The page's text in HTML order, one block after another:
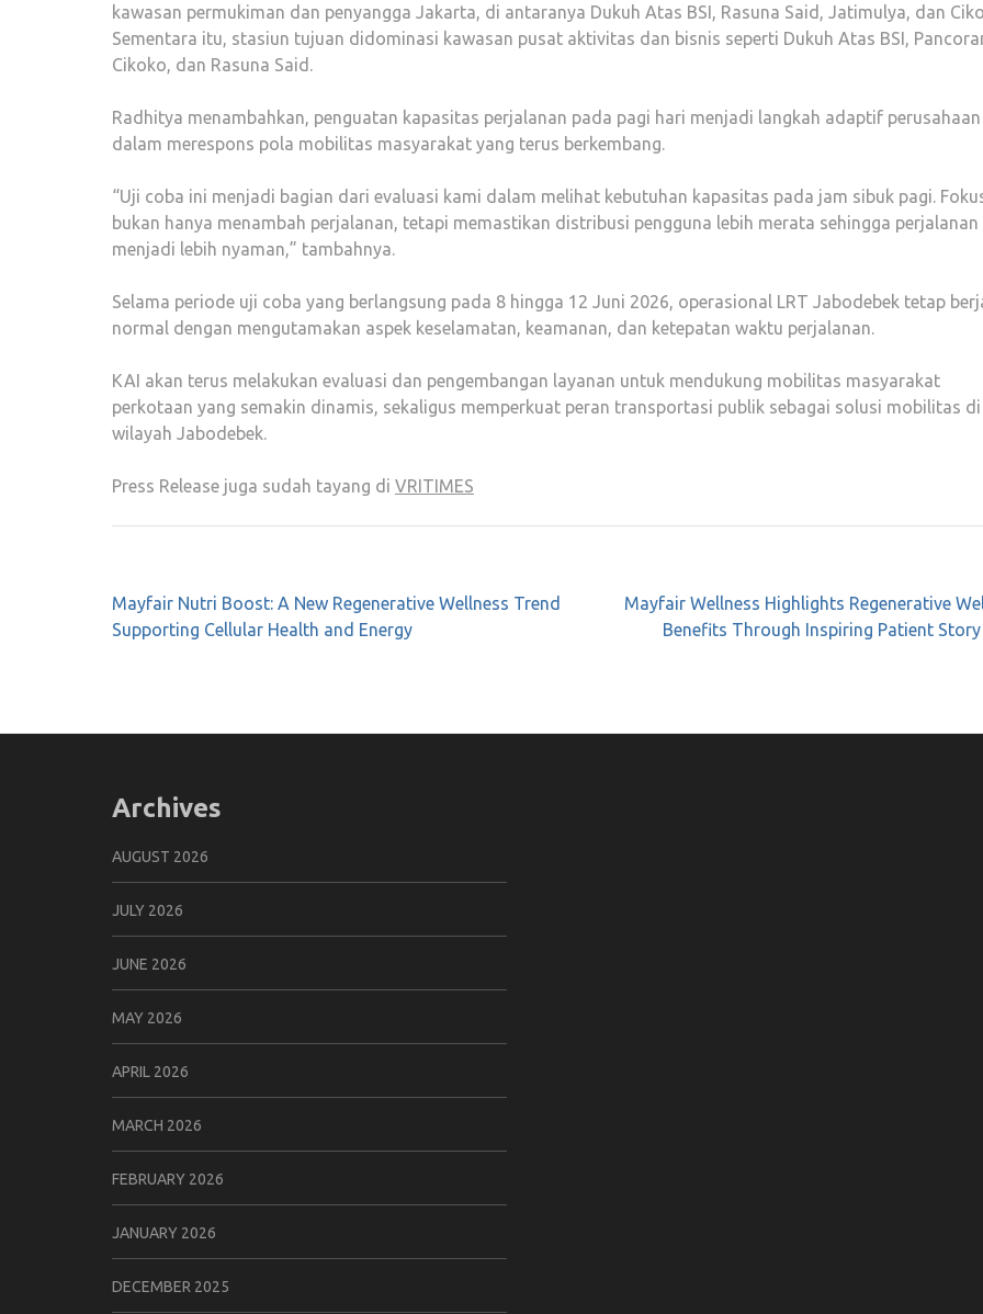
kawasan permukiman dan penyangga Jakarta, di antaranya Dukuh Atas BSI, Rasuna Said, Jatimulya, dan
Sementara itu, stasiun tujuan didominasi kawasan pusat aktivitas dan bisnis seperti Dukuh Atas BSI,
Cikoko, dan Rasuna Said.
Radhitya menambahkan, penguatan kapasitas perjalanan pada pagi hari menjadi langkah adaptif perusahaan
dalam merespons pola mobilitas masyarakat yang terus berkembang.
“Uji coba ini menjadi bagian dari evaluasi kami dalam melihat kebutuhan kapasitas pada jam sibuk pagi.
bukan hanya menambah perjalanan, tetapi memastikan distribusi pengguna lebih merata sehingga perjalanan
menjadi lebih nyaman,” tambahnya.
Selama periode uji coba yang berlangsung pada 8 hingga 12 Juni 2026, operasional LRT Jabodebek tetap
normal dengan mengutamakan aspek keselamatan, keamanan, dan ketepatan waktu perjalanan.
KAI akan terus melakukan evaluasi dan pengembangan layanan untuk mendukung mobilitas masyarakat
perkotaan yang semakin dinamis, sekaligus memperkuat peran transportasi publik sebagai solusi mobilitas di
wilayah Jabodebek.
Press Release juga sudah tayang di VRITIMES
Post
navigation
Mayfair Nutri Boost: A New Regenerative Wellness Trend
Supporting Cellular Health and Energy
Mayfair Wellness Highlights Regenerative
Benefits Through Inspiring Patient
Archives
AUGUST 2026
JULY 2026
JUNE 2026
MAY 2026
APRIL 2026
MARCH 2026
FEBRUARY 2026
JANUARY 2026
DECEMBER 2025